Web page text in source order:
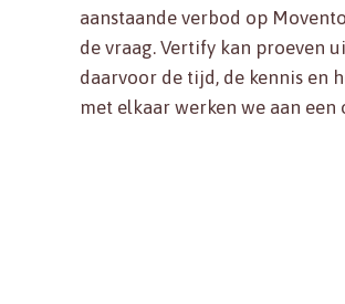
aanstaande verbod op
de vraag. Vertify kan proeven
daarvoor de tijd, de kennis en
met elkaar werken we aan een